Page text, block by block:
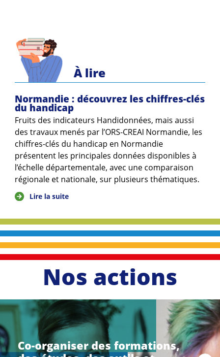
À lire
Normandie : découvrez les chiffres-clés
du handicap
Fruits des indicateurs Handidonnées, mais aussi
des travaux menés par l’ORS-CREAI Normandie, les
chiffres-clés du handicap en Normandie
présentent les principales données disponibles à
l’échelle départementale, avec une comparaison
régionale et nationale, sur plusieurs thématiques.
Lire la suite
Nos actions
Co-organiser des formations,
li
r
e